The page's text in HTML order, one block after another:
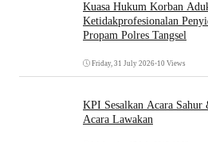
Kuasa Hukum Korban
Ketidakprofesionalan
Propam Polres Tangsel
Friday, 31 July 2026•10 Views
KPI Sesalkan Acara Sahur
Acara Lawakan